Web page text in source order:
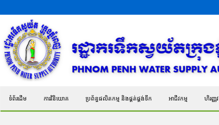
ទំព័រដើម ការវិនិយោគ ប្រព័ន្ធផលិតកម្ម និងផ្គត់ផ្គង់ទឹក អាជីវកម្ម ហិរញ្ញវ